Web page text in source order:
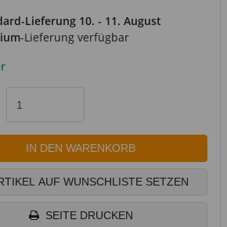
Lieferung 10. - 11. August
-Lieferung verfügbar
IN DEN WARENKORB
AUF WUNSCHLISTE SETZEN
SEITE DRUCKEN